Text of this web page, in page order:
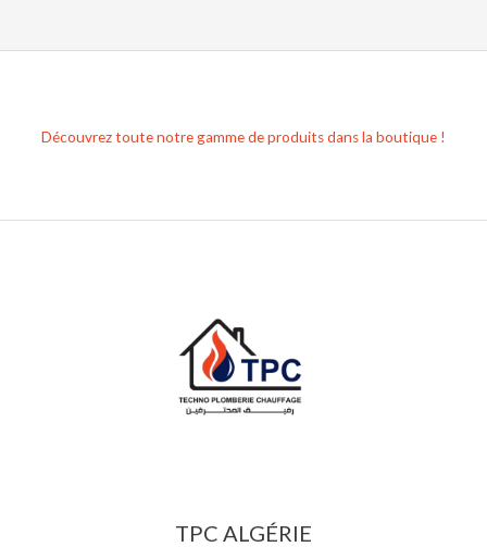
Découvrez toute notre gamme de produits dans la boutique !
TPC ALGÉRIE